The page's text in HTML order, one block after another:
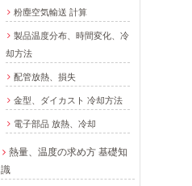
粉塵空気輸送 計算
製品温度分布、時間変化、冷
却方法
配管放熱、損失
金型、ダイカスト 冷却方法
電子部品 放熱、冷却
熱量、温度の求め方 基礎知
識